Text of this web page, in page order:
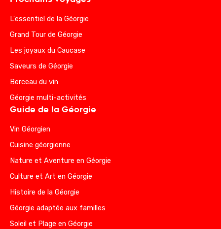
L'essentiel de la Géorgie
Grand Tour de Géorgie
Les joyaux du Caucase
Saveurs de Géorgie
Berceau du vin
Géorgie multi-activités
Guide de la Géorgie
Vin Géorgien
Cuisine géorgienne
Nature et Aventure en Géorgie
Culture et Art en Géorgie
Histoire de la Géorgie
Géorgie adaptée aux familles
Soleil et Plage en Géorgie